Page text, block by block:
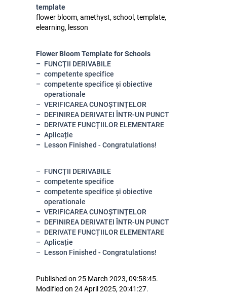
template
flower bloom, amethyst, school, template,
elearning, lesson
Flower Bloom Template for Schools
FUNCȚII DERIVABILE
competente specifice
competente specifice și obiective
operationale
VERIFICAREA CUNOȘTINȚELOR
DEFINIREA DERIVATEI ÎNTR-UN PUNCT
DERIVATE FUNCȚIILOR ELEMENTARE
Aplicație
Lesson Finished - Congratulations!
FUNCȚII DERIVABILE
competente specifice
competente specifice și obiective
operationale
VERIFICAREA CUNOȘTINȚELOR
DEFINIREA DERIVATEI ÎNTR-UN PUNCT
DERIVATE FUNCȚIILOR ELEMENTARE
Aplicație
Lesson Finished - Congratulations!
Published on 25 March 2023, 09:58:45.
Modified on 24 April 2025, 20:41:27.